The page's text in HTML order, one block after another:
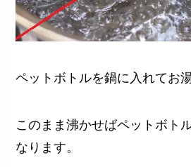
ペットボトルを鍋に入れてお
このまま沸かせばペットボト
なります。